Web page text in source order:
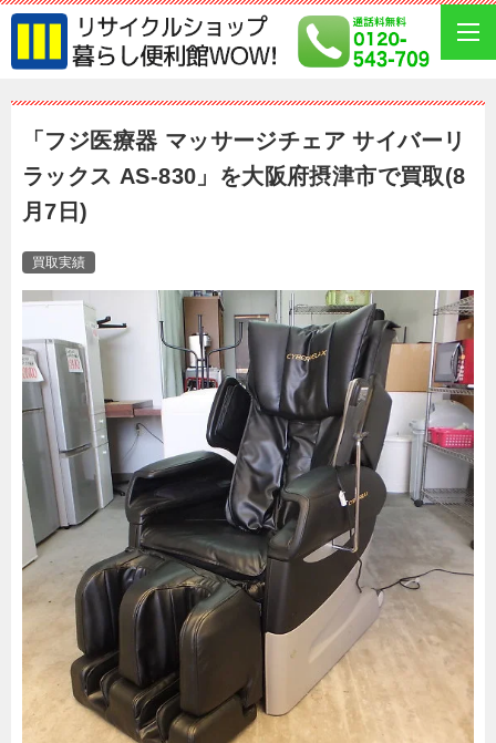
「フジ医療器 マッサージチェア サイバーリ
ラックス AS-830」を大阪府摂津市で買取(8
月7日)
買取実績